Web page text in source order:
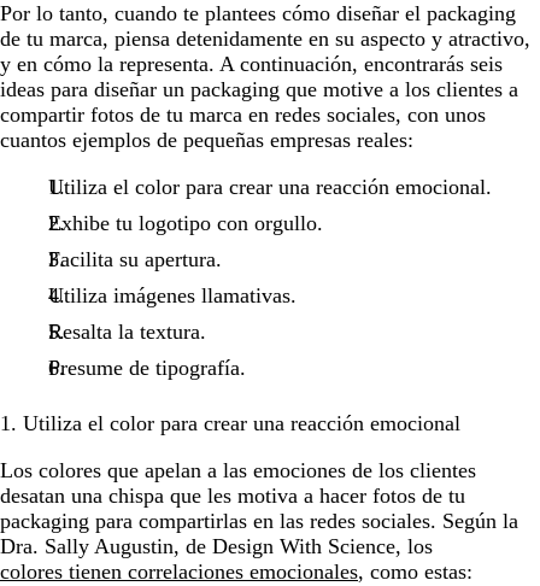
Por lo tanto, cuando te plantees cómo diseñar el packaging
de tu marca, piensa detenidamente en su aspecto y atractivo,
y en cómo la representa. A continuación, encontrarás seis
ideas para diseñar un packaging que motive a los clientes a
compartir fotos de tu marca en redes sociales, con unos
cuantos ejemplos de pequeñas empresas reales:
Utiliza el color para crear una reacción emocional.
Exhibe tu logotipo con orgullo.
Facilita su apertura.
Utiliza imágenes llamativas.
Resalta la textura.
Presume de tipografía.
1. Utiliza el color para crear una reacción emocional
Los colores que apelan a las emociones de los clientes
desatan una chispa que les motiva a hacer fotos de tu
packaging para compartirlas en las redes sociales. Según la
Dra. Sally Augustin, de Design With Science, los
colores tienen correlaciones emocionales, como estas: